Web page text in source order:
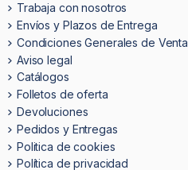
Trabaja con nosotros
Envíos y Plazos de Entrega
Condiciones Generales de Venta
Aviso legal
Catálogos
Folletos de oferta
Devoluciones
Pedidos y Entregas
Politica de cookies
Política de privacidad